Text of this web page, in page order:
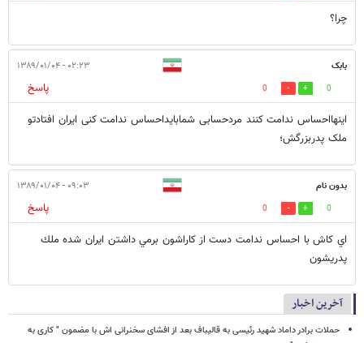
چرا؟
بابک ۰۲:۲۳ - ۱۳۸۹/۰۱/۰۴
0
0
پاسخ
اینهااحساس ندامت کنند مردحسابی شمابایداحساس ندامت کنی ایران افتادتو
ملک پدربزرگش؛
بدون نام ۰۹:۰۳ - ۱۳۸۹/۰۱/۰۴
0
0
پاسخ
اي كاش با احساس ندامت دست از كاراشون برمي داشتن ايران شده ملك
پدريشون
آخرین اخبار
حملات برادر داماد شهید رئیسی به قالیباف بعد از افشای سخنرانی اش با مضمون " کاری به